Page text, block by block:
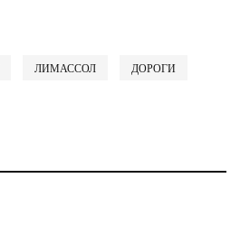
ЛИМАССОЛ ДОРОГИ